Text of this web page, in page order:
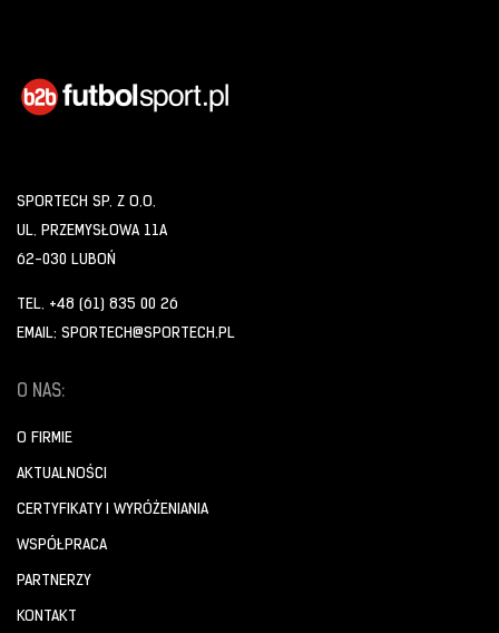
SPORTECH SP. Z O.O.
UL. PRZEMYSŁOWA 11A
62-030 LUBOŃ
TEL. +48 (61) 835 00 26
EMAIL: SPORTECH@SPORTECH.PL
O NAS:
O FIRMIE
AKTUALNOŚCI
CERTYFIKATY I WYRÓŻENIANIA
WSPÓŁPRACA
PARTNERZY
KONTAKT